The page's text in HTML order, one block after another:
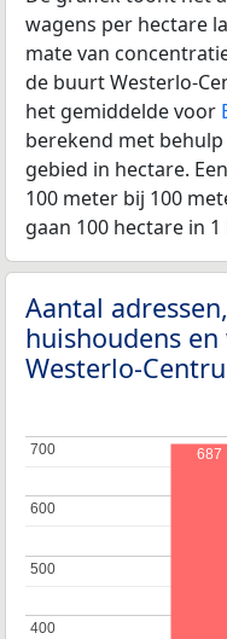
wagens per hectare
mate van
de buurt Westerlo-
het gemiddelde voor
berekend met
gebied in hectare.
100 meter bij 100
gaan 100 hectare in 1
Aantal
huishoudens
Westerlo-
400
400
500
500
600
600
700
700 687